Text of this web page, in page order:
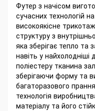
Футер з начісом
сучасних технологій
високоякісне
структуру з
яка зберігає тепло та
навіть у
поліестеру тканина
зберігаючи форму та
багаторазового
технологія
матеріалу та його